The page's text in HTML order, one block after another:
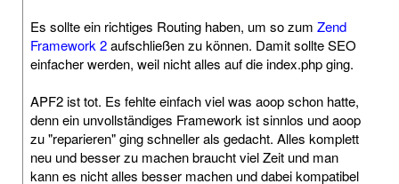
Es sollte ein richtiges Routing haben, um so zum Zend
Framework 2aufschließen zu können. Damit sollte SEO
einfacher werden, weil nicht alles auf die index.php ging.
APF2 ist tot. Es fehlte einfach viel was aoop schon hatte,
denn ein unvollständiges Framework ist sinnlos und aoop
zu "reparieren" ging schneller als gedacht. Alles komplett
neu und besser zu machen braucht viel Zeit und man
kann es nicht alles besser machen und dabei kompatibel